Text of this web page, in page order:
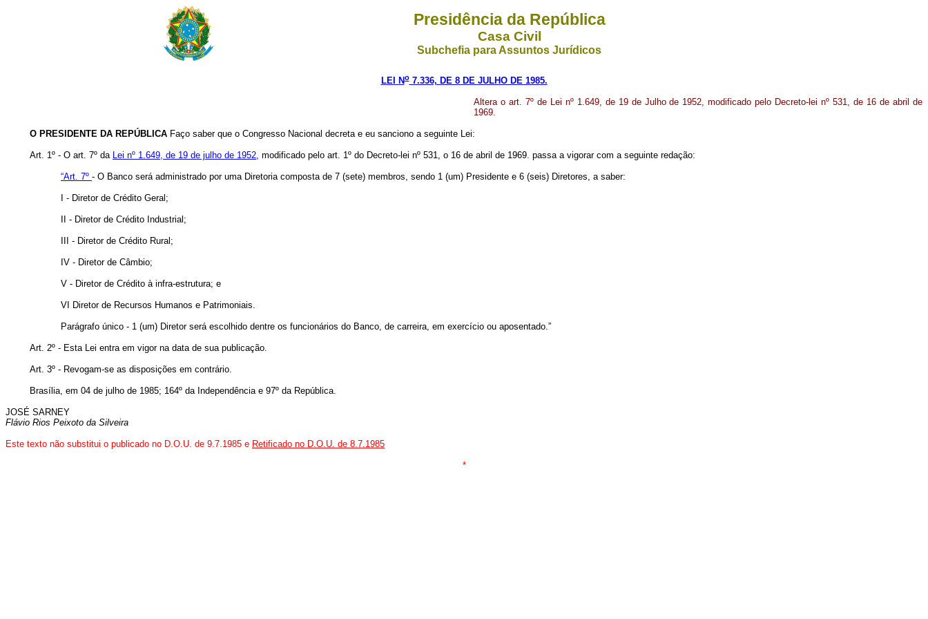
Presidência da República
Casa Civil
Subchefia para Assuntos Jurídicos
LEI No7.336, DE 8 DE JULHO DE 1985.
Altera o art. 7º de Lei nº 1.649, de 19 de Julho de 1952, modificado pelo Decreto-lei nº 531, de 16 de abril de
1969.
O PRESIDENTE DA REPÚBLICA Faço saber que o Congresso Nacional decreta e eu sanciono a seguinte Lei:
Art. 1º - O art. 7º da Lei nº 1.649, de 19 de julho de 1952, modificado pelo art. 1º do Decreto-lei nº 531, o 16 de abril de 1969. passa a vigorar com a seguinte redação:
“Art. 7º - O Banco será administrado por uma Diretoria composta de 7 (sete) membros, sendo 1 (um) Presidente e 6 (seis) Diretores, a saber:
I - Diretor de Crédito Geral;
II - Diretor de Crédito Industrial;
III - Diretor de Crédito Rural;
IV - Diretor de Câmbio;
V - Diretor de Crédito à infra-estrutura; e
VI Diretor de Recursos Humanos e Patrimoniais.
Parágrafo único - 1 (um) Diretor será escolhido dentre os funcionários do Banco, de carreira, em exercício ou aposentado.”
Art. 2º - Esta Lei entra em vigor na data de sua publicação.
Art. 3º - Revogam-se as disposições em contrário.
Brasília, em 04 de julho de 1985; 164º da Independência e 97º da República.
JOSÉ SARNEY
Flávio Rios Peixoto da Silveira
Este texto não substitui o publicado no D.O.U. de 9.7.1985 e Retificado no D.O.U. de 8.7.1985
*